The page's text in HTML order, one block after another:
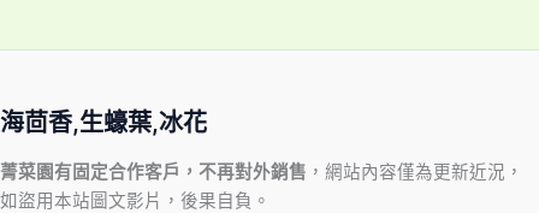
海茴香,生蠔葉,冰花
菁菜園有固定合作客戶，不再對外銷售 ，網站內容僅為更新近況，
如盜用本站圖文影片，後果自負。